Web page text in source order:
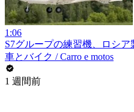
1:06
S7グループの練習機、ロシ
車とバイク / Carro e motos
1 週間前